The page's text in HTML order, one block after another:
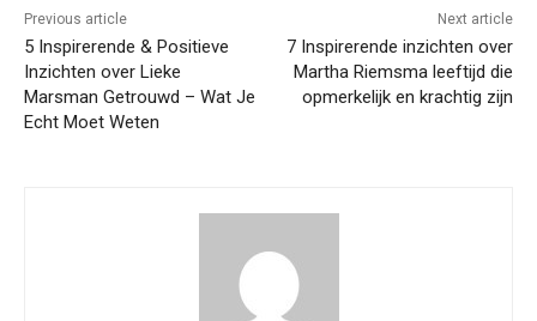
Previous article
5 Inspirerende & Positieve
Inzichten over Lieke
Marsman Getrouwd – Wat Je
Echt Moet Weten
Next article
7 Inspirerende inzichten over
Martha Riemsma leeftijd die
opmerkelijk en krachtig zijn